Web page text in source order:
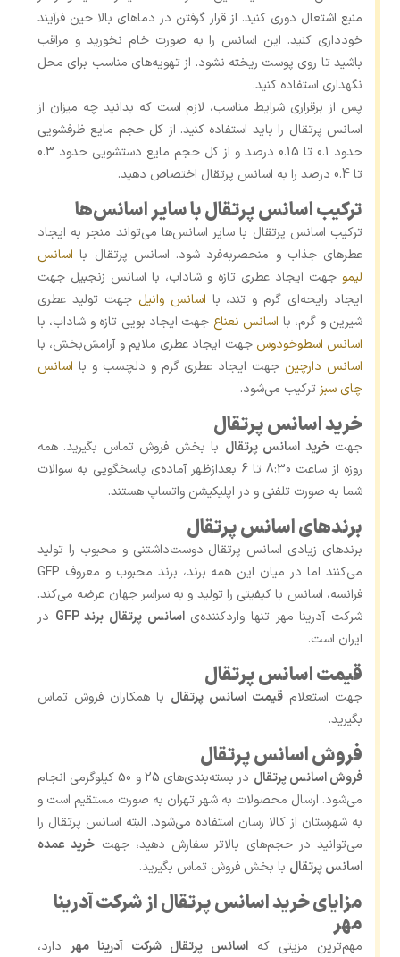
منبع اشتعال دوری کنید. از قرار گرفتن در دماهای بالا حین فرآیند
خودداری کنید. این اسانس را به صورت خام نخورید و مراقب
باشید تا روی پوست ریخته نشود. از تهویه‌های مناسب برای محل
نگهداری استفاده کنید.
پس از برقراری شرایط مناسب، لازم است که بدانید چه میزان از
اسانس پرتقال را باید استفاده کنید. از کل حجم مایع ظرفشویی
حدود 0.1 تا 0.15 درصد و از کل حجم مایع دستشویی حدود 0.3
تا 0.4 درصد را به اسانس پرتقال اختصاص دهید.
ترکیب اسانس پرتقال با سایر اسانس‌ها
ترکیب اسانس پرتقال با سایر اسانس‌ها می‌تواند منجر به ایجاد
عطرهای جذاب و منحصربه‌فرد شود. اسانس پرتقال با اسانس
لیمو جهت ایجاد عطری تازه و شاداب، با اسانس زنجبیل جهت
ایجاد رایحه‌ای گرم و تند، با اسانس وانیل جهت تولید عطری
شیرین و گرم، با اسانس نعناع جهت ایجاد بویی تازه و شاداب، با
اسانس اسطوخودوس جهت ایجاد عطری ملایم و آرامش‌بخش، با
اسانس دارچین جهت ایجاد عطری گرم و دلچسب و با اسانس
چای سبز ترکیب می‌شود.
خرید اسانس پرتقال
جهتخرید اسانس پرتقال با بخش فروش تماس بگیرید. همه
روزه از ساعت 8:30 تا 6 بعدازظهر آماده‌ی پاسخگویی به سوالات
شما به صورت تلفنی و در اپلیکیشن واتساپ هستند.
برندهای اسانس پرتقال
برندهای زیادی اسانس پرتقال دوست‌داشتنی و محبوب را تولید
می‎‌کنند اما در میان این همه برند، برند محبوب و معروف GFP
فرانسه، اسانس با کیفیتی را تولید و به سراسر جهان عرضه می‌کند.
شرکت آدرینا مهر تنها واردکننده‌یاسانس پرتقال برند GFP
در
ایران است.
قیمت اسانس پرتقال
جهت استعلام قیمت اسانس پرتقال با همکاران فروش تماس
بگیرید.
فروش اسانس پرتقال
فروش اسانس پرتقال
در بسته‌بندی‌های 25 و 50 کیلوگرمی انجام
می‌شود. ارسال محصولات به شهر تهران به صورت مستقیم است و
به شهرستان از کالا رسان استفاده می‌شود. البته اسانس پرتقال را
می‌توانید در حجم‌های بالاتر سفارش دهید، جهت خرید عمده
اسانس پرتقال با بخش فروش تماس بگیرید.
مزایای خرید اسانس پرتقال از شرکت آدرینا
مهر
مهم‌ترین مزیتی که اسانس پرتقال شرکت آدرینا مهر دارد،